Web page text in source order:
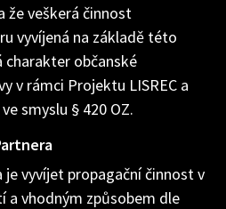
že veškerá činnost
vyvíjená na základě této
charakter občanské
v rámci Projektu LISREC a
smyslu § 420 OZ.
vyvíjet propagační činnost v
a vhodným způsobem dle